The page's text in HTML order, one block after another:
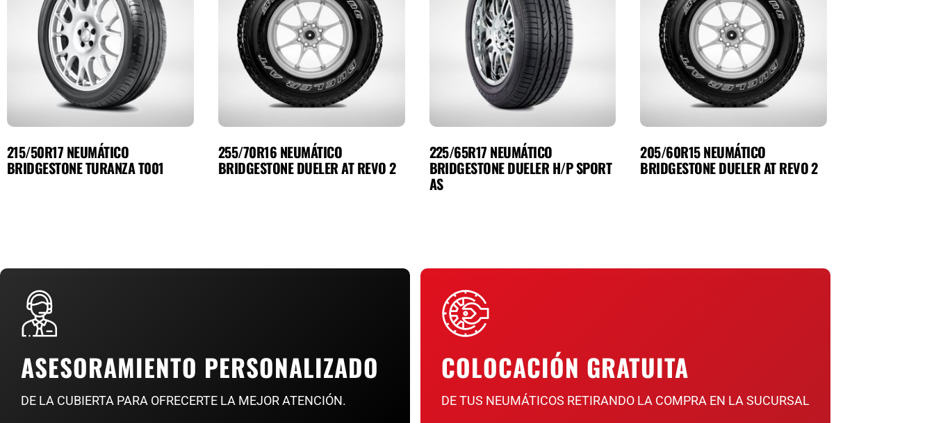
215/50R17 NEUMÁTICO
BRIDGESTONE TURANZA T001
255/70R16 NEUMÁTICO
BRIDGESTONE DUELER AT REVO 2
225/65R17 NEUMÁTICO
BRIDGESTONE DUELER H/P SPORT
AS
205/60R15 NEUMÁTICO
BRIDGESTONE DUELER AT REVO 2
ASESORAMIENTO PERSONALIZADO
DE LA CUBIERTA PARA OFRECERTE LA MEJOR ATENCIÓN.
COLOCACIÓN GRATUITA
DE TUS NEUMÁTICOS RETIRANDO LA COMPRA EN LA SUCURSAL